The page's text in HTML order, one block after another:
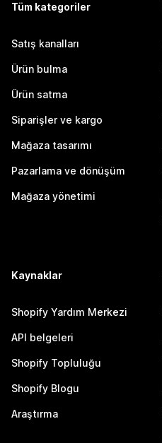
Tüm kategoriler
Satış kanalları
Ürün bulma
Ürün satma
Siparişler ve kargo
Mağaza tasarımı
Pazarlama ve dönüşüm
Mağaza yönetimi
Kaynaklar
Shopify Yardım Merkezi
API belgeleri
Shopify Topluluğu
Shopify Blogu
Araştırma